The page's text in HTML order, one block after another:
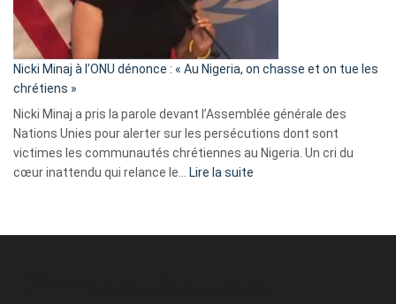
tout
parle
ses
tripes »
Nicki Minaj à l’ONU dénonce : « Au Nigeria, on chasse et on tue les
chrétiens »
Nicki Minaj a pris la parole devant l’Assemblée générale des
Nations Unies pour alerter sur les persécutions dont sont
victimes les communautés chrétiennes au Nigeria. Un cri du
cœur inattendu qui relance le…
Lire la suite